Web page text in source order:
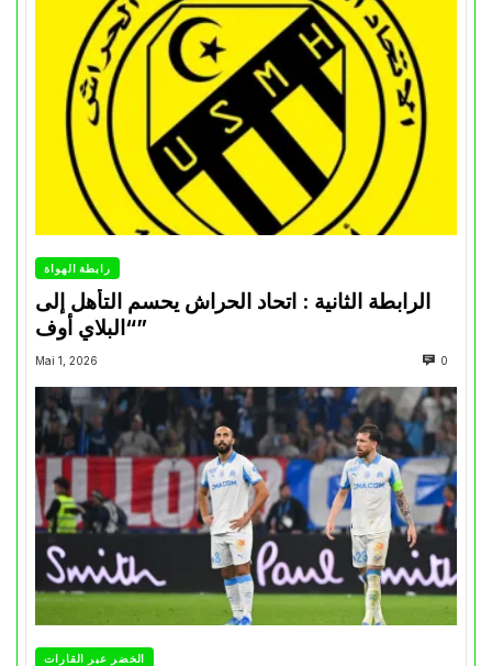
رابطة الهواة
الرابطة الثانية : اتحاد الحراش يحسم التأهل إلى
“البلاي أوف”
Mai 1, 2026 0
الخضر عبر القارات